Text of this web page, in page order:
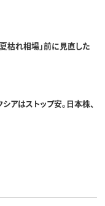
枯れ相場」前に見直した
アはストップ安。日本株、